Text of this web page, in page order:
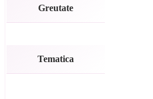
Greutate
Tematica